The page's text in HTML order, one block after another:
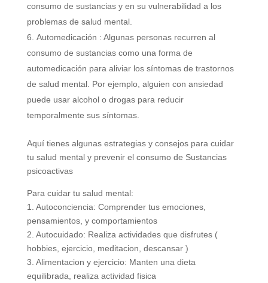
consumo de sustancias y en su vulnerabilidad a los
problemas de salud mental.
Automedicación : Algunas personas recurren al
consumo de sustancias como una forma de
automedicación para aliviar los síntomas de trastornos
de salud mental. Por ejemplo, alguien con ansiedad
puede usar alcohol o drogas para reducir
temporalmente sus síntomas.
Aquí tienes algunas estrategias y consejos para cuidar
tu salud mental y prevenir el consumo de Sustancias
psicoactivas
Para cuidar tu salud mental:
1. Autoconciencia: Comprender tus emociones,
pensamientos, y comportamientos
2. Autocuidado: Realiza actividades que disfrutes (
hobbies, ejercicio, meditacion, descansar )
3. Alimentacion y ejercicio: Manten una dieta
equilibrada, realiza actividad fisica